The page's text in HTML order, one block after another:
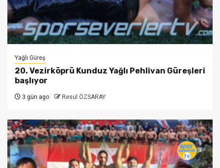
Yağlı Güreş
20. Vezirköprü Kunduz Yağlı Pehlivan Güreşleri
başlıyor
3 gün ago Resul ÖZSARAY